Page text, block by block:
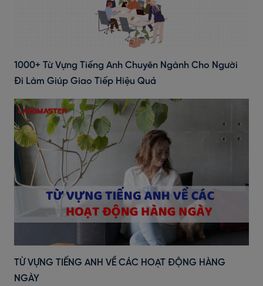
1000+ Từ Vựng Tiếng Anh Chuyên Ngành Cho Người
Đi Làm Giúp Giao Tiếp Hiệu Quả
TỪ VỰNG TIẾNG ANH VỀ CÁC HOẠT ĐỘNG HÀNG
NGÀY